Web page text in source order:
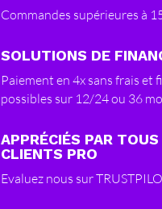
Commandes supérieures à
SOLUTIONS DE
Paiement en 4x sans frais et
possibles sur 12/24 ou 36
APPRÉCIÉS PAR
CLIENTS PRO
Evaluez nous sur